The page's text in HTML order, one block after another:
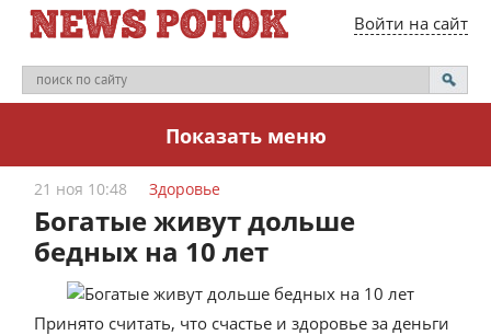
Войти на сайт
Показать меню
21 ноя 10:48 Здоровье
Богатые живут дольше
бедных на 10 лет
Принято считать, что счастье и здоровье за деньги